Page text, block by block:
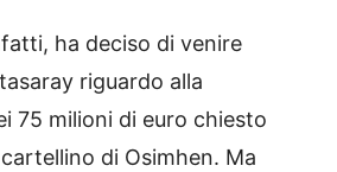
ha deciso di venire
riguardo alla
75 milioni di euro chiesto
di Osimhen. Ma